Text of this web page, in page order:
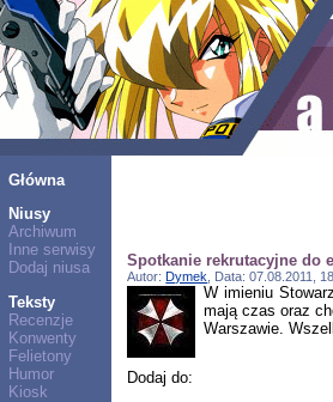
Główna
Niusy
Archiwum
Inne serwisy
Dodaj niusa
Teksty
Recenzje
Konwenty
Felietony
Humor
Kiosk
Spotkanie rekrutacyjne do
Autor:Dymek , Data: 07.08.2011,
W imieniu
mają czas oraz
Warszawie.
Dodaj do: